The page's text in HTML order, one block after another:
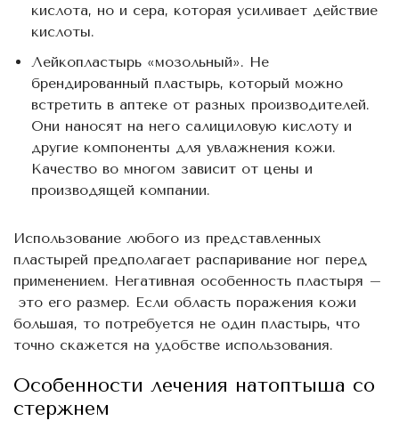
кислота, но и сера, которая усиливает действие
кислоты.
Лейкопластырь «мозольный». Не
брендированный пластырь, который можно
встретить в аптеке от разных производителей.
Они наносят на него салициловую кислоту и
другие компоненты для увлажнения кожи.
Качество во многом зависит от цены и
производящей компании.
Использование любого из представленных
пластырей предполагает распаривание ног перед
применением. Негативная особенность пластыря –
это его размер. Если область поражения кожи
большая, то потребуется не один пластырь, что
точно скажется на удобстве использования.
Особенности лечения натоптыша со
стержнем